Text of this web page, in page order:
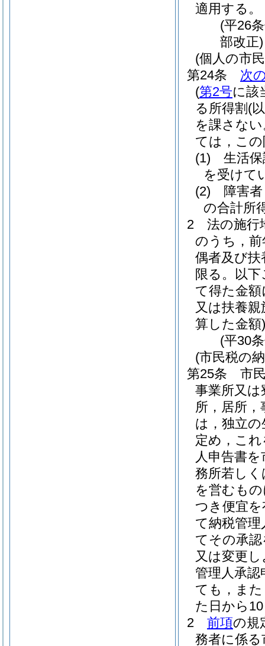
適用する。
(平26
部改正)
(個人の市
第24条
次
(第2号に該
る所得割 (
を課さな
ては，こ
(1)
生活
を受けて
(2)
障害
の合計所
2
法の施行
のうち，
偶者及び扶
限る。以
て得た金
又は扶養
算した金額)
(平30
(市民税の
第25条
市
事業所又
所，居所
は，独立
定め，こ
人申告書
務所若し
を営むも
つき便宜
て納税管
てその承
又は変更
管理人承
ても，ま
た日から
2
前項の規
務者に係